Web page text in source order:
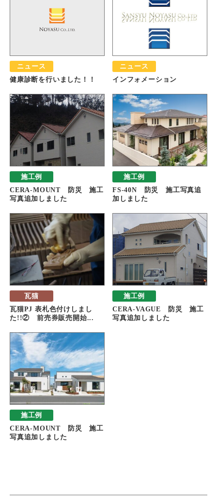
ニュース
健康診断を行いました！！
ニュース
インフォメーション
施工例
CERA-MOUNT 防災 施工
写真追加しました
施工例
FS-40N 防災 施工写真追
加しました
瓦猫
瓦猫PJ 表札色付けしまし
た!!② 前売券販売開始...
施工例
CERA-VAGUE 防災 施工
写真追加しました
施工例
CERA-MOUNT 防災 施工
写真追加しました